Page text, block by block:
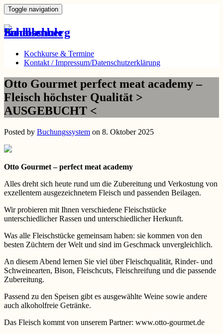
Toggle navigation
Kochkurse & Termine
Kontakt / Impressum/Datenschutzerklärung
Otto Gourmet perfect meat academy –
Fleisch höchster Qualität >
AUSGEBUCHT <
Posted by Buchungssystem on 8. Oktober 2025
Otto Gourmet – perfect meat academy
Alles dreht sich heute rund um die Zubereitung und Verkostung von
exzellentem ausgezeichnetem Fleisch und passenden Beilagen.
Wir probieren mit Ihnen verschiedene Fleischstücke
unterschiedlicher Rassen und unterschiedlicher Herkunft.
Was alle Fleischstücke gemeinsam haben: sie kommen von den
besten Züchtern der Welt und sind im Geschmack unvergleichlich.
An diesem Abend lernen Sie viel über Fleischqualität, Rinder- und
Schweinearten, Bison, Fleischcuts, Fleischreifung und die passende
Zubereitung.
Passend zu den Speisen gibt es ausgewählte Weine sowie andere
auch alkoholfreie Getränke.
Das Fleisch kommt von unserem Partner: www.otto-gourmet.de